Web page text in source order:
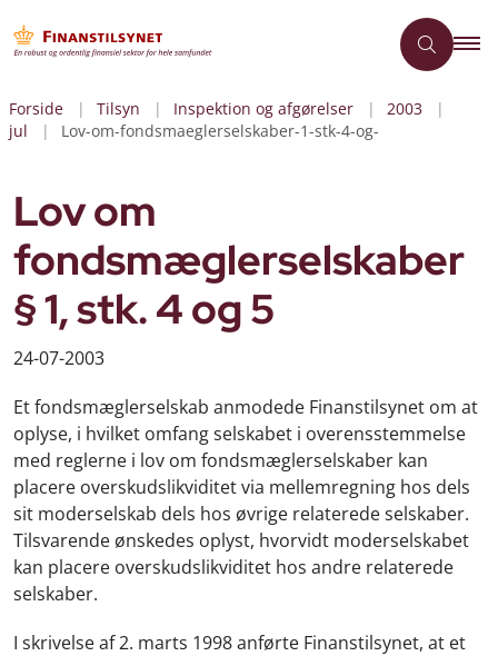
Forside Tilsyn Inspektion og afgørelser
2003
jul
Lov-om-fondsmaeglerselskaber-1-stk-4-og-
Lov om
fondsmæglerselskaber
§ 1, stk. 4 og 5
24-07-2003
Et fondsmæglerselskab anmodede Finanstilsynet om at
oplyse, i hvilket omfang selskabet i overensstemmelse
med reglerne i lov om fondsmæglerselskaber kan
placere overskudslikviditet via mellemregning hos dels
sit moderselskab dels hos øvrige relaterede selskaber.
Tilsvarende ønskedes oplyst, hvorvidt moderselskabet
kan placere overskudslikviditet hos andre relaterede
selskaber.
I skrivelse af 2. marts 1998 anførte Finanstilsynet, at et